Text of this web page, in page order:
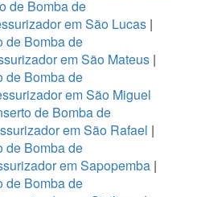
de Bomba de
em São Lucas|
de Bomba de
em São Mateus |
de Bomba de
em São Miguel
de Bomba de
em São Rafael |
de Bomba de
em Sapopemba |
de Bomba de